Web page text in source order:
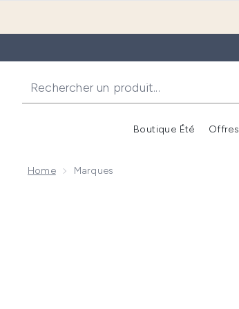
Boutique Été Offres
Home Marques